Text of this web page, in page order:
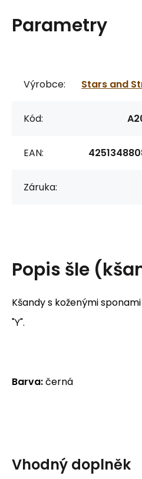
Parametry
Výrobce: Stars and
Kód:
EAN:
Záruka:
Popis šle
Kšandy s koženými
"Y".
Barva:černá
Vhodný doplněk